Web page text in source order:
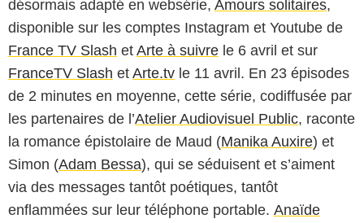
désormais adapté en websérie, Amours solitaires,
disponible sur les comptes Instagram et Youtube de
France TV Slash et Arte à suivre le 6 avril et sur
FranceTV Slash et Arte.tv le 11 avril. En 23 épisodes
de 2 minutes en moyenne, cette série, codiffusée par
les partenaires de l’Atelier Audiovisuel Public, raconte
la romance épistolaire de Maud (Manika Auxire) et
Simon (Adam Bessa), qui se séduisent et s’aiment
via des messages tantôt poétiques, tantôt
enflammées sur leur téléphone portable. Anaïde